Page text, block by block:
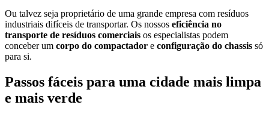
Ou talvez seja proprietário de uma grande empresa com resíduos
industriais difíceis de transportar. Os nossos eficiência no
transporte de resíduos comerciais os especialistas podem
conceber um corpo do compactador e configuração do chassis só
para si.
Passos fáceis para uma cidade mais limpa
e mais verde